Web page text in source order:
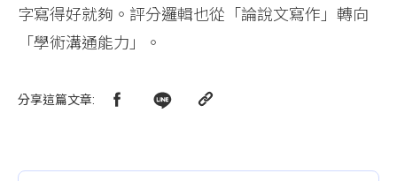
字寫得好就夠。評分邏輯也從「論說文寫作」轉向
「學術溝通能力」。
分享這篇文章: